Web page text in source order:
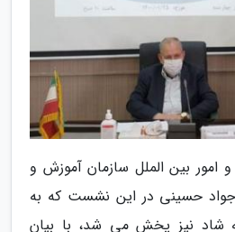
امور بین الملل سازمان آموزش و
جواد حسینی در این نشست که به
شاد نیز پخش می شد، با بیان